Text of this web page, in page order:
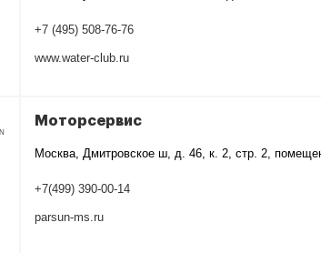
+7 (495) 508-76-76
www.water-club.ru
Моторсервис
Москва, Дмитровское ш, д. 46, к. 2, стр. 2,
+7(499) 390-00-14
parsun-ms.ru